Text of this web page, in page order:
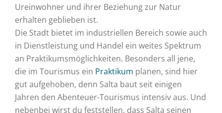
Ureinwohner und ihrer Beziehung zur Natur
erhalten geblieben ist.
Die Stadt bietet im industriellen Bereich sowie auch
in Dienstleistung und Handel ein weites Spektrum
an Praktikumsmöglichkeiten. Besonders all jene,
die im Tourismus ein Praktikum planen, sind hier
gut aufgehoben, denn Salta baut seit einigen
Jahren den Abenteuer-Tourismus intensiv aus. Und
nebenbei wirst du feststellen, dass Salta seinen